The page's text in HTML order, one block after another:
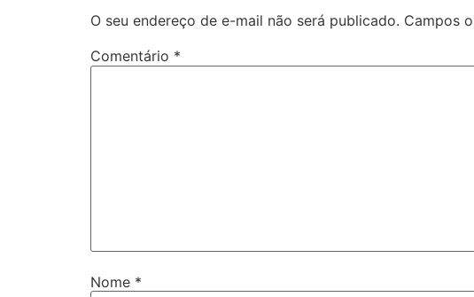
O seu endereço de e-mail não será publicado. Campos
Comentário *
Nome *